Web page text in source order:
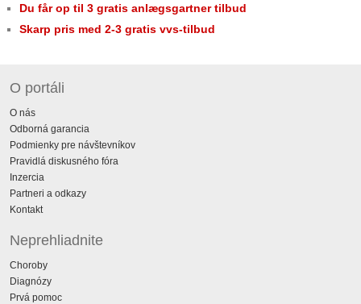
Du får op til 3 gratis anlægsgartner tilbud
Skarp pris med 2-3 gratis vvs-tilbud
O portáli
O nás
Odborná garancia
Podmienky pre návštevníkov
Pravidlá diskusného fóra
Inzercia
Partneri a odkazy
Kontakt
Neprehliadnite
Choroby
Diagnózy
Prvá pomoc